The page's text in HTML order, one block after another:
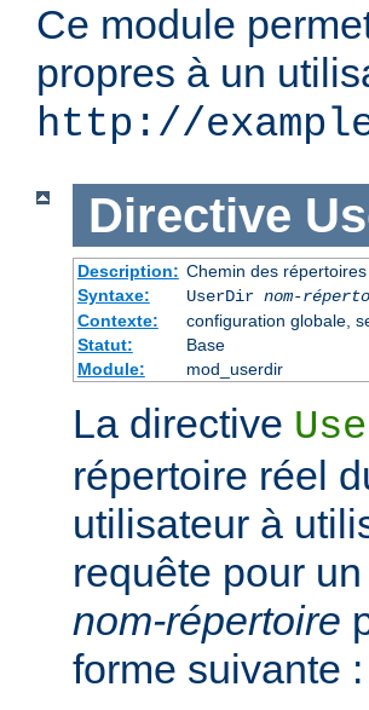
Ce module
propres à un
http://
Directive
Description: Chemin des
Syntaxe:
UserDir nom-
Contexte:
configuration globale,
Statut:
Base
Module:
mod_userdir
La directive
répertoire réel
utilisateur à
requête pour
nom-répertoire
forme suivante :